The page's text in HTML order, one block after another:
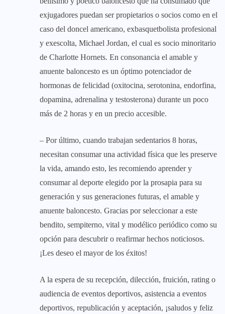
exjugadores puedan ser propietarios o socios como en el
caso del doncel americano, exbasquetbolista profesional
y exescolta, Michael Jordan, el cual es socio minoritario
de Charlotte Hornets. En consonancia el amable y
anuente baloncesto es un óptimo potenciador de
hormonas de felicidad (oxitocina, serotonina, endorfina,
dopamina, adrenalina y testosterona) durante un poco
más de 2 horas y en un precio accesible.
– Por último, cuando trabajan sedentarios 8 horas,
necesitan consumar una actividad física que les preserve
la vida, amando esto, les recomiendo aprender y
consumar al deporte elegido por la prosapia para su
generación y sus generaciones futuras, el amable y
anuente baloncesto. Gracias por seleccionar a este
bendito, sempiterno, vital y modélico periódico como su
opción para descubrir o reafirmar hechos noticiosos.
¡Les deseo el mayor de los éxitos!
A la espera de su recepción, dilección, fruición, rating o
audiencia de eventos deportivos, asistencia a eventos
deportivos, republicación y aceptación, ¡saludos y feliz